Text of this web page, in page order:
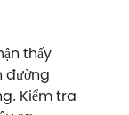
thấy
đường
Kiểm tra